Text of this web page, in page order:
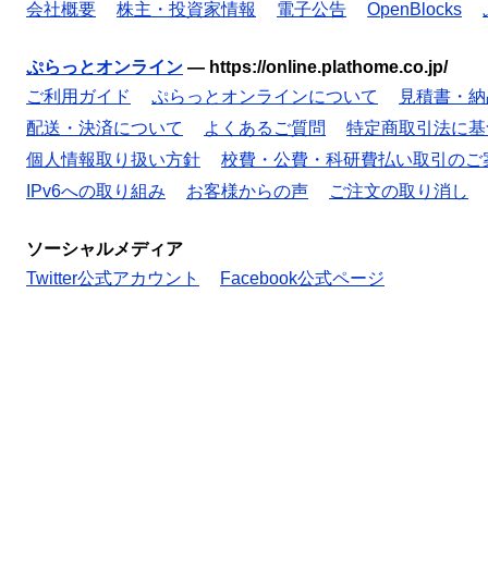
会社概要
株主・投資家情報 電子公告 OpenBlocks
ぷらっとオンライン — https://online.plathome.co.jp/
ご利用ガイド
ぷらっとオンラインについて
見積書・
配送・決済について
よくあるご質問
特定商取引法に
個人情報取り扱い方針
校費・公費・科研費払い取引のご
IPv6への取り組み
お客様からの声 ご注文の取り消し
ソーシャルメディア
Twitter公式アカウント
Facebook公式ページ